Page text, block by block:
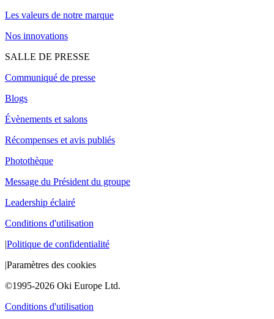
Les valeurs de notre marque
Nos innovations
SALLE DE PRESSE
Communiqué de presse
Blogs
Évènements et salons
Récompenses et avis publiés
Photothèque
Message du Président du groupe
Leadership éclairé
Conditions d'utilisation
|Politique de confidentialité
|Paramètres des cookies
©1995-2026 Oki Europe Ltd.
Conditions d'utilisation